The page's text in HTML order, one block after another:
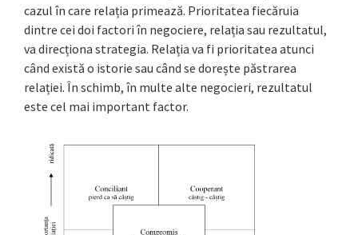
cazul în care relația primează. Prioritatea fiecăruia
dintre cei doi factori în negociere, relația sau rezultatul,
va direcționa strategia. Relația va fi prioritatea atunci
când există o istorie sau când se dorește păstrarea
relației. În schimb, în multe alte negocieri, rezultatul
este cel mai important factor.